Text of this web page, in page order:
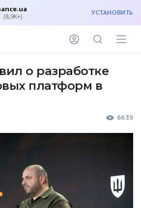
(8,9K+) УСТАНОВИТЬ
о разработке
платформ в
6639